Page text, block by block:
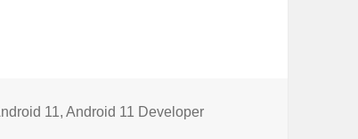
11,Android 11 Developer